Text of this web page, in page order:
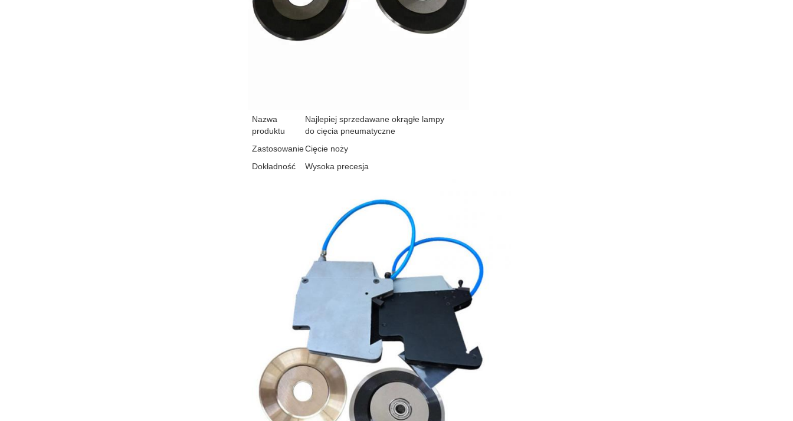
Nazwa
produktu
Najlepiej sprzedawane okrągłe lampy
do cięcia pneumatyczne
ZastosowanieCięcie noży
Dokładność
Wysoka precesja